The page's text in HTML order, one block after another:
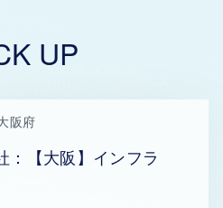
UP
阪府
：【大阪】インフラ